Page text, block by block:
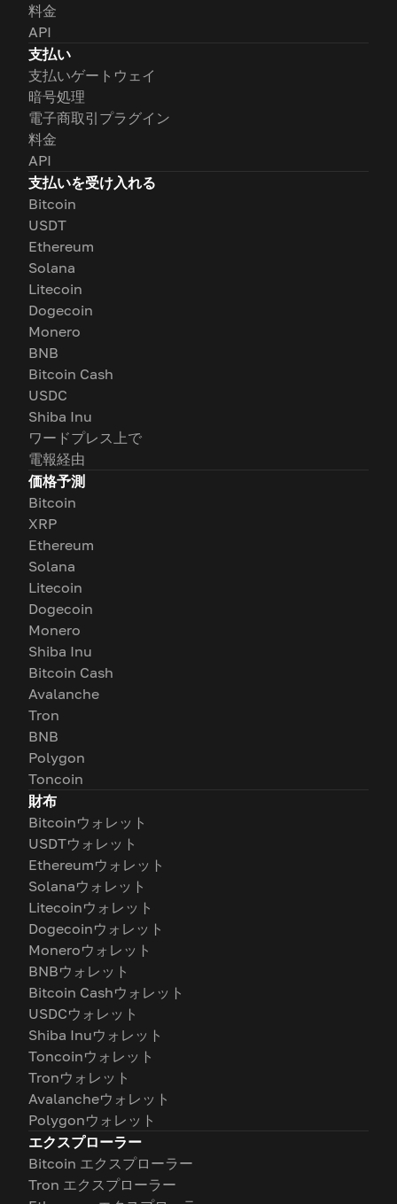
料金
API
支払い
支払いゲートウェイ
暗号処理
電子商取引プラグイン
料金
API
支払いを受け入れる
Bitcoin
USDT
Ethereum
Solana
Litecoin
Dogecoin
Monero
BNB
Bitcoin Cash
USDC
Shiba Inu
ワードプレス上で
電報経由
価格予測
Bitcoin
XRP
Ethereum
Solana
Litecoin
Dogecoin
Monero
Shiba Inu
Bitcoin Cash
Avalanche
Tron
BNB
Polygon
Toncoin
財布
Bitcoinウォレット
USDTウォレット
Ethereumウォレット
Solanaウォレット
Litecoinウォレット
Dogecoinウォレット
Moneroウォレット
BNBウォレット
Bitcoin Cashウォレット
USDCウォレット
Shiba Inuウォレット
Toncoinウォレット
Tronウォレット
Avalancheウォレット
Polygonウォレット
エクスプローラー
Bitcoin エクスプローラー
Tron エクスプローラー